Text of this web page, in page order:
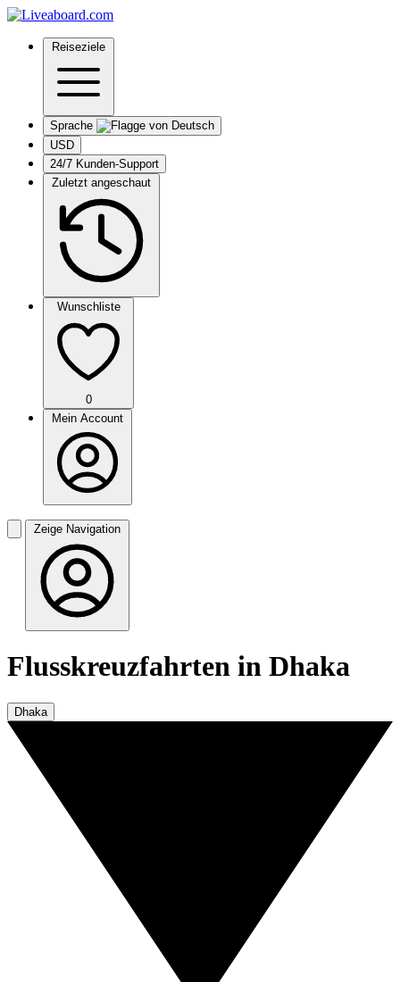
Reiseziele
Sprache
USD
24/7 Kunden-Support
Zuletzt angeschaut
Wunschliste
0
Mein Account
Zeige Navigation
Flusskreuzfahrten in Dhaka
Dhaka